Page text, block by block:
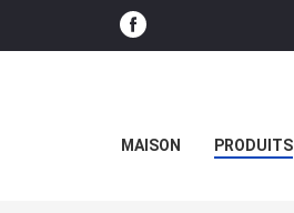
MAISON PRODUITS